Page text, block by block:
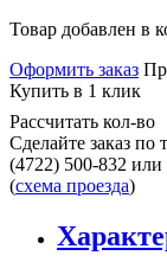
Товар добавлен в
Оформить заказ
Купить в 1 клик
Рассчитать кол-во
Сделайте заказ по
(4722) 500-832 или
(схема проезда)